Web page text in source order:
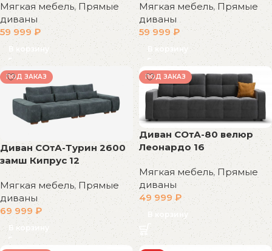
Мягкая мебель, Прямые
диваны
59 999₽
В корзину
Мягкая мебель,Прямые
диваны
59 999₽
В корзину
ПОД ЗАКАЗ
Диван СОтА-Турин 2600
замш Кипрус 12
Мягкая мебель, Прямые
диваны
69 999 ₽
В корзину
ПОД ЗАКАЗ
Диван СОтА-80 велюр
Леонардо 16
Мягкая мебель, Прямые
диваны
49 999₽
В корзину